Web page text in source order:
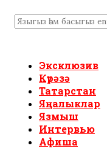
Эксклюзив
Күрәзә
Татарстан
Яңалыклар
Язмыш
Интервью
Афиша